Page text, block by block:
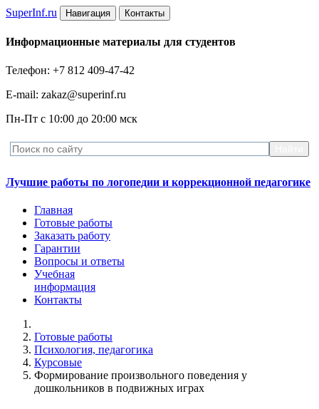
SuperInf.ru Навигация Контакты
Информационные материалы для студентов
Телефон: +7 812 409-47-42
E-mail: zakaz@superinf.ru
Пн-Пт с 10:00 до 20:00 мск
Лучшие работы по логопедии и коррекционной педагогике
Главная
Готовые работы
Заказать работу
Гарантии
Вопросы и ответы
Учебная
информация
Контакты
Готовые работы
Психология, педагогика
Курсовые
Формирование произвольного поведения у
дошкольников в подвижных играх